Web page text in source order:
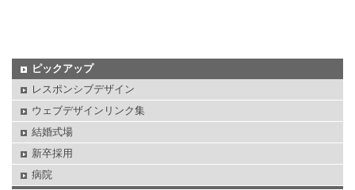
ピックアップ
レスポンシブデザイン
ウェブデザインリンク集
結婚式場
新卒採用
病院